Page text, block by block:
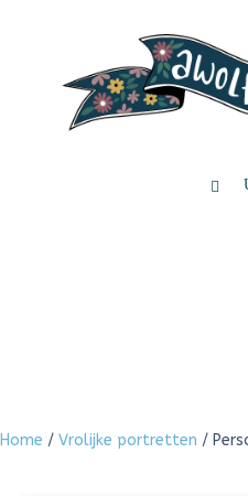
Home / Vrolijke portretten /